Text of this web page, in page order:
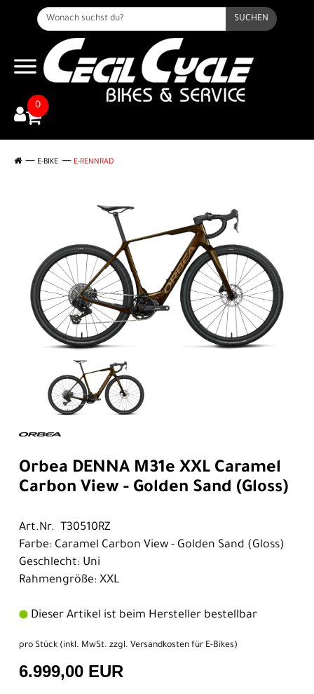
SUCHEN
0
E-BIKE E-RENNRAD
Orbea DENNA M31e XXL Caramel
Carbon View - Golden Sand (Gloss)
Art.Nr. T30510RZ
Farbe: Caramel Carbon View - Golden Sand (Gloss)
Geschlecht: Uni
Rahmengröße: XXL
Dieser Artikel ist beim Hersteller bestellbar
pro Stück (inkl. MwSt. zzgl. Versandkosten für E-Bikes)
6.999,00 EUR